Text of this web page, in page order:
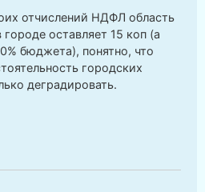
отчислений НДФЛ область
оставляет 15 коп (а
бюджета), понятно, что
городских
деградировать.